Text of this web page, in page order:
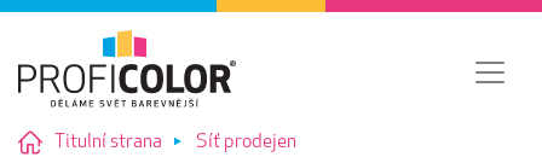
Titulní strana Síť prodejen